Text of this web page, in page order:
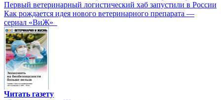
Первый ветеринарный логистический хаб запустили в России
Как рождается идея нового ветеринарного препарата —
сериал «ВиЖ»
Читать газету